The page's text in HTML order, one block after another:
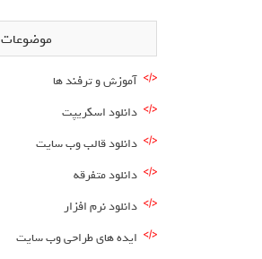
موضوعات
آموزش و ترفند ها
دانلود اسکریپت
دانلود قالب وب سایت
دانلود متفرقه
دانلود نرم افزار
ایده های طراحی وب سایت